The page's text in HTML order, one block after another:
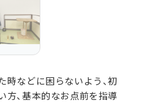
時などに困らないよう、初
方、基本的なお点前を指導